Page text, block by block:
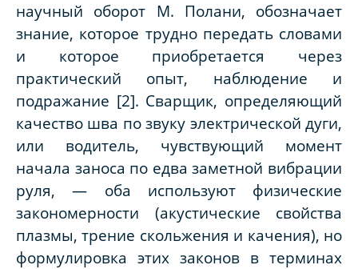
научный оборот М. Полани, обозначает
знание, которое трудно передать словами
и которое приобретается через
практический опыт, наблюдение и
подражание [2]. Сварщик, определяющий
качество шва по звуку электрической дуги,
или водитель, чувствующий момент
начала заноса по едва заметной вибрации
руля, — оба используют физические
закономерности (акустические свойства
плазмы, трение скольжения и качения), но
формулировка этих законов в терминах